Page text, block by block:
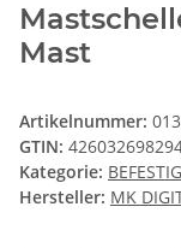
Mast
Artikelnummer:
GTIN:
Kategorie:
Hersteller: MK